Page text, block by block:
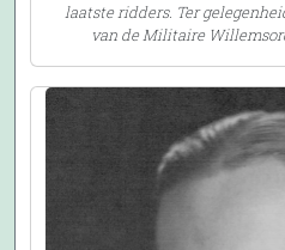
laatste ridders. Ter
van de Militaire